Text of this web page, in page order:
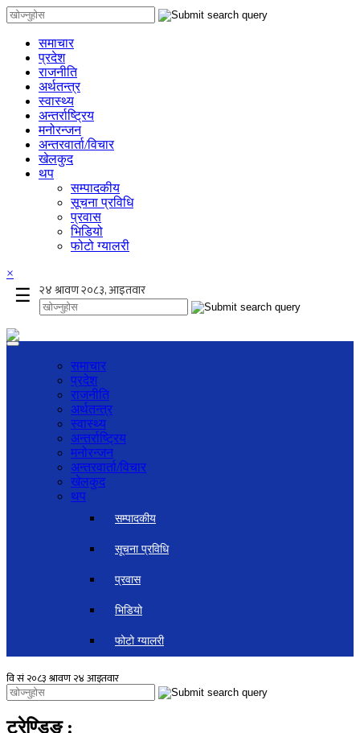
समाचार
प्रदेश
राजनीति
अर्थतन्त्र
स्वास्थ्य
अन्तर्राष्ट्रिय
मनोरन्जन
अन्तरवार्ता/विचार
खेलकुद
थप
सम्पादकीय
सूचना प्रविधि
प्रवास
भिडियो
फोटो ग्यालरी
×
☰
समाचार
प्रदेश
राजनीति
अर्थतन्त्र
स्वास्थ्य
अन्तर्राष्ट्रिय
मनोरन्जन
अन्तरवार्ता/विचार
खेलकुद
थप
सम्पादकीय
सूचना प्रविधि
प्रवास
भिडियो
फोटो ग्यालरी
ट्रेण्डिङ :